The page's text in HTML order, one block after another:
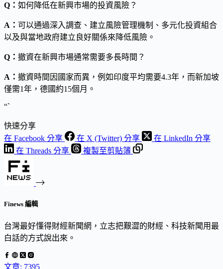
Q： 如何降低在新興市場的投資風險？
A： 可以通過深入調查、建立風險管理機制、多元化投資組合
以及與當地政府建立良好關係來降低風險。
Q： 撤資在新興市場通常需要多長時間？
A： 撤資時間因國家而異，例如印度平均需要4.3年，而新加坡
僅需1年，德國約15個月。
“`
快速分享
在 Facebook 分享
在 X (Twitter) 分享
在 LinkedIn 分享
在 Threads 分享
複製至剪貼簿
Finews 編輯
台灣最好懂得財經新聞網，立志把艱澀的財經、科技新聞用最
白話的方式說出來。
文章: 7395